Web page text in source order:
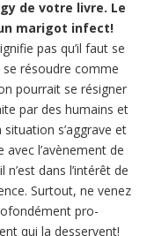
de votre livre. Le
marigot infect!
pas qu’il faut se
résoudre comme
pourrait se résigner
par des humains et
s’aggrave et
l’avènement de
dans l’intérêt de
Surtout, ne venez
pro-
qui la desservent!